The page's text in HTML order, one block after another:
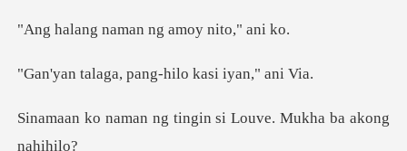
aman ng amoy
pang-hilo kasi
tingin si Louve. Mukh